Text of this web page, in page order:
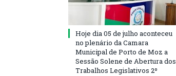
Hoje dia 05 de julho aconteceu
no plenário da Camara
Municipal de Porto de Moz a
Sessão Solene de Abertura dos
Trabalhos Legislativos 2º